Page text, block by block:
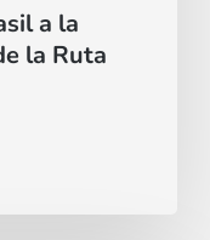
a la
la Ruta